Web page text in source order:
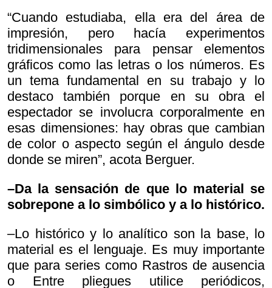
“Cuando estudiaba, ella era del área de
impresión, pero hacía experimentos
tridimensionales para pensar elementos
gráficos como las letras o los números. Es
un tema fundamental en su trabajo y lo
destaco también porque en su obra el
espectador se involucra corporalmente en
esas dimensiones: hay obras que cambian
de color o aspecto según el ángulo desde
donde se miren”, acota Berguer.
–Da la sensación de que lo material se
sobrepone a lo simbólico y a lo histórico.
–Lo histórico y lo analítico son la base, lo
material es el lenguaje. Es muy importante
que para series como Rastros de ausencia
o Entre pliegues utilice periódicos,